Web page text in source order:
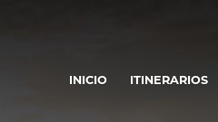
INICIO ITINERARIOS